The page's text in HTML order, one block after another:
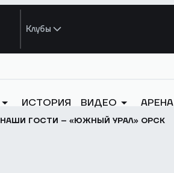
Клубы
ИСТОРИЯ ВИДЕО АРЕНА
НАШИ ГОСТИ – «ЮЖНЫЙ УРАЛ» ОРСК